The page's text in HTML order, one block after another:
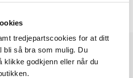
tredjepartscookies for at ditt
bli så bra som mulig. Du
klikke godkjenn eller når du